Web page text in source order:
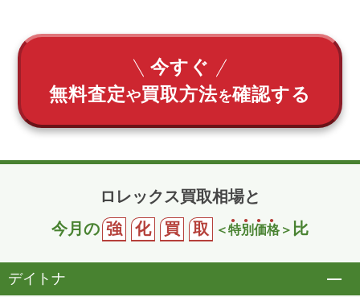
今すぐ
無料査定や買取方法を確認する
ロレックス買取相場と
今月の 強 化 買 取 ＜特別価格 ＞ 比
デイトナ